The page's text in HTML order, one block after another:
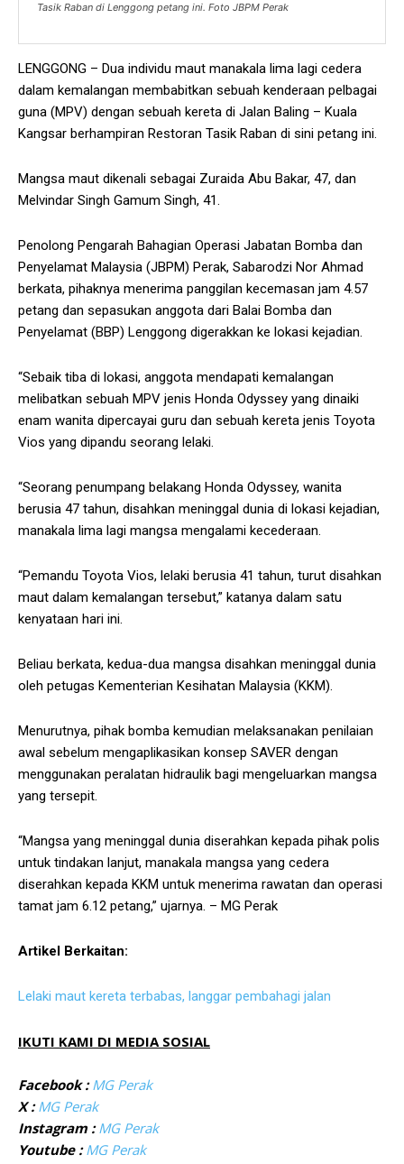
Tasik Raban di Lenggong petang ini. Foto JBPM Perak
LENGGONG – Dua individu maut manakala lima lagi cedera
dalam kemalangan membabitkan sebuah kenderaan pelbagai
guna (MPV) dengan sebuah kereta di Jalan Baling – Kuala
Kangsar berhampiran Restoran Tasik Raban di sini petang ini.
Mangsa maut dikenali sebagai Zuraida Abu Bakar, 47, dan
Melvindar Singh Gamum Singh, 41.
Penolong Pengarah Bahagian Operasi Jabatan Bomba dan
Penyelamat Malaysia (JBPM) Perak, Sabarodzi Nor Ahmad
berkata, pihaknya menerima panggilan kecemasan jam 4.57
petang dan sepasukan anggota dari Balai Bomba dan
Penyelamat (BBP) Lenggong digerakkan ke lokasi kejadian.
“Sebaik tiba di lokasi, anggota mendapati kemalangan
melibatkan sebuah MPV jenis Honda Odyssey yang dinaiki
enam wanita dipercayai guru dan sebuah kereta jenis Toyota
Vios yang dipandu seorang lelaki.
“Seorang penumpang belakang Honda Odyssey, wanita
berusia 47 tahun, disahkan meninggal dunia di lokasi kejadian,
manakala lima lagi mangsa mengalami kecederaan.
“Pemandu Toyota Vios, lelaki berusia 41 tahun, turut disahkan
maut dalam kemalangan tersebut,” katanya dalam satu
kenyataan hari ini.
Beliau berkata, kedua-dua mangsa disahkan meninggal dunia
oleh petugas Kementerian Kesihatan Malaysia (KKM).
Menurutnya, pihak bomba kemudian melaksanakan penilaian
awal sebelum mengaplikasikan konsep SAVER dengan
menggunakan peralatan hidraulik bagi mengeluarkan mangsa
yang tersepit.
“Mangsa yang meninggal dunia diserahkan kepada pihak polis
untuk tindakan lanjut, manakala mangsa yang cedera
diserahkan kepada KKM untuk menerima rawatan dan operasi
tamat jam 6.12 petang,” ujarnya. – MG Perak
Artikel Berkaitan:
Lelaki maut kereta terbabas, langgar pembahagi jalan
IKUTI KAMI DI MEDIA SOSIAL
Facebook : MG Perak
X : MG Perak
Instagram : MG Perak
Youtube : MG Perak